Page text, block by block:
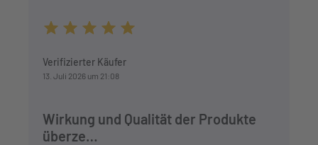
Verifizierter Käufer
13. Juli 2026 um 21:08
Wirkung und Qualität der Produkte
überze…